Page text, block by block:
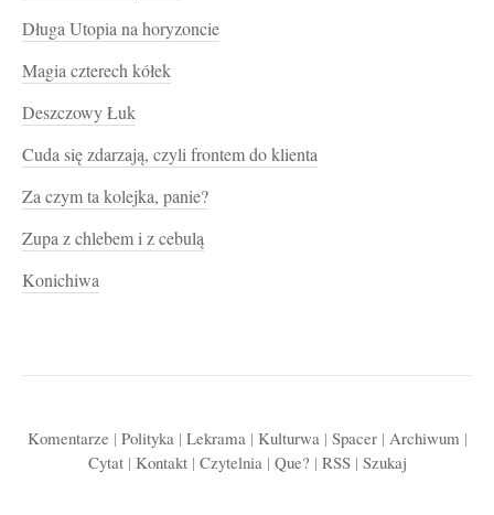
Długa Utopia na horyzoncie
Magia czterech kółek
Deszczowy Łuk
Cuda się zdarzają, czyli frontem do klienta
Za czym ta kolejka, panie?
Zupa z chlebem i z cebulą
Konichiwa
Komentarze | Polityka | Lekrama | Kulturwa | Spacer| Archiwum |
Cytat| Kontakt| Czytelnia | Que? | RSS| Szukaj